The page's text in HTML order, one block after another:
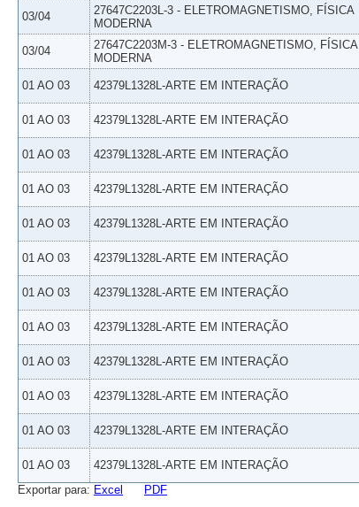
03/04
27647C2203L-3 - ELETROMAGNETISMO, FÍSICA
MODERNA
03/04
27647C2203M-3 - ELETROMAGNETISMO, FÍSICA
MODERNA
01 AO 03 42379L1328L-ARTE EM INTERAÇÃO
01 AO 03 42379L1328L-ARTE EM INTERAÇÃO
01 AO 03 42379L1328L-ARTE EM INTERAÇÃO
01 AO 03 42379L1328L-ARTE EM INTERAÇÃO
01 AO 03 42379L1328L-ARTE EM INTERAÇÃO
01 AO 03 42379L1328L-ARTE EM INTERAÇÃO
01 AO 03 42379L1328L-ARTE EM INTERAÇÃO
01 AO 03 42379L1328L-ARTE EM INTERAÇÃO
01 AO 03 42379L1328L-ARTE EM INTERAÇÃO
01 AO 03 42379L1328L-ARTE EM INTERAÇÃO
01 AO 03 42379L1328L-ARTE EM INTERAÇÃO
01 AO 03 42379L1328L-ARTE EM INTERAÇÃO
Exportar para: Excel PDF